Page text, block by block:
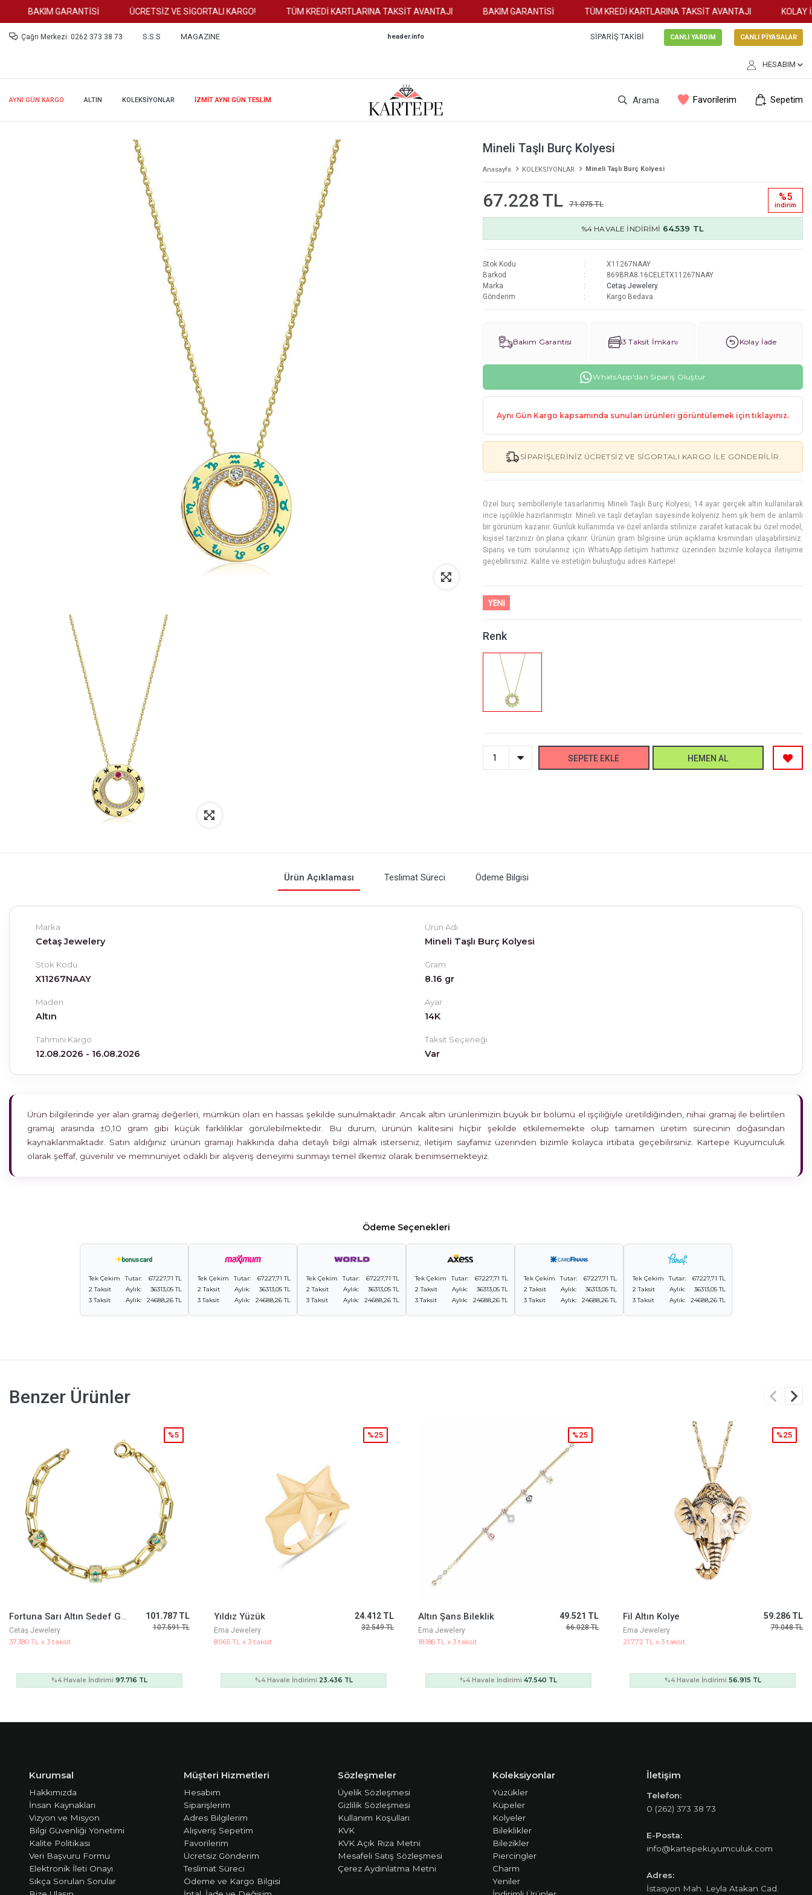
BAKIM GARANTİSİ ÜCRETSİZ VE SİGORTALI KARGO! TÜM KREDİ KARTLARINA TAKSİT AVANTAJI BAKIM GARANTİSİ TÜM KREDİ KARTLARINA TAKSİT AVANTAJI KOLAY
Çağrı Merkezi: 0262 373 38 73 S.S.S MAGAZINE header.info SIPARIŞ TAKIBI CANLI YARDIM CANLI PİYASALAR
HESABIM
AYNI GÜN KARGO ALTIN KOLEKSİYONLAR İZMİT AYNI GÜN TESLİM Arama Favorilerim Sepetim
Mineli Taşlı Burç Kolyesi
Anasayfa KOLEKSİYONLAR Mineli Taşlı Burç Kolyesi
67.228 TL 71.075 TL
%5
i̇ndi̇ri̇m
%4 HAVALE İNDİRİMİ 64.539 TL
Stok Kodu
X11267NAAY
Barkod
869BRA8.16CELETX11267NAAY
Marka
Cetaş Jewelery
Gönderim
Kargo Bedava
Bakım Garantisi 3 Taksit İmkanı Kolay İade
WhatsApp'dan Sipariş Oluştur
Aynı Gün Kargo kapsamında sunulan ürünleri görüntülemek için tıklayınız.
SIPARIŞLERINIZ ÜCRETSIZ VE SIGORTALI KARGO ILE GÖNDERILIR.
Özel burç sembolleriyle tasarlanmış Mineli Taşlı Burç Kolyesi, 14 ayar gerçek altın kullanılarak
ince işçilikle hazırlanmıştır. Mineli ve taşlı detayları sayesinde kolyeniz hem şık hem de anlamlı
bir görünüm kazanır. Günlük kullanımda ve özel anlarda stilinize zarafet katacak bu özel model,
kişisel tarzınızı ön plana çıkarır. Ürünün gram bilgisine ürün açıklama kısmından ulaşabilirsiniz.
Sipariş ve tüm sorularınız için WhatsApp iletişim hattımız üzerinden bizimle kolayca iletişime
geçebilirsiniz. Kalite ve estetiğin buluştuğu adres Kartepe!
Renk
SEPETE EKLE HEMEN AL
Ürün Açıklaması Teslimat Süreci Ödeme Bilgisi
Marka
Cetaş Jewelery
Ürün Adı
Mineli Taşlı Burç Kolyesi
Stok Kodu
X11267NAAY
Gram
8.16 gr
Maden
Altın
Ayar
14K
Tahmini Kargo
12.08.2026 - 16.08.2026
Taksit Seçeneği
Var
Ürün bilgilerinde yer alan gramaj değerleri, mümkün olan en hassas şekilde sunulmaktadır. Ancak altın ürünlerimizin büyük bir bölümü el işçiliğiyle üretildiğinden, nihai gramaj ile belirtilen
gramaj arasında ±0,10 gram gibi küçük farklılıklar görülebilmektedir. Bu durum, ürünün kalitesini hiçbir şekilde etkilememekte olup tamamen üretim sürecinin doğasından
kaynaklanmaktadır. Satın aldığınız ürünün gramajı hakkında daha detaylı bilgi almak isterseniz, iletişim sayfamız üzerinden bizimle kolayca irtibata geçebilirsiniz. Kartepe Kuyumculuk
olarak şeffaf, güvenilir ve memnuniyet odaklı bir alışveriş deneyimi sunmayı temel ilkemiz olarak benimsemekteyiz.
Ödeme Seçenekleri
Tek Çekim Tutar:
67227,71 TL
2 Taksit
Aylık:
36313,05 TL
3 Taksit
Aylık: 24688,26 TL
Tek Çekim Tutar:
67227,71 TL
2 Taksit
Aylık:
36313,05 TL
3 Taksit
Aylık: 24688,26 TL
Tek Çekim Tutar:
67227,71 TL
2 Taksit
Aylık:
36313,05 TL
3 Taksit
Aylık: 24688,26 TL
Tek Çekim Tutar:
67227,71 TL
2 Taksit
Aylık:
36313,05 TL
3 Taksit
Aylık: 24688,26 TL
Tek Çekim Tutar:
67227,71 TL
2 Taksit
Aylık:
36313,05 TL
3 Taksit
Aylık: 24688,26 TL
Tek Çekim Tutar:
67227,71 TL
2 Taksit
Aylık:
36313,05 TL
3 Taksit
Aylık: 24688,26 TL
Benzer Ürünler
Yıldız Yüzük
Ema Jewelery
8.965 TL x 3 taksit
24.412 TL
32.549 TL
%25
%4 Havale İndirimi 23.436 TL
Altın Şans Bileklik
Ema Jewelery
18.186 TL x 3 taksit
49.521 TL
66.028 TL
%25
%4 Havale İndirimi 47.540 TL
Fil Altın Kolye
Ema Jewelery
21.772 TL x 3 taksit
59.286 TL
79.048 TL
%25
%4 Havale İndirimi56.915 TL
Cetaş Jewelery
93.250 TL x 3 taksit
253.926 TL
268.506 TL
%5
%4 Havale İndirimi243.769 TL
Kurumsal
Hakkımızda
İnsan Kaynakları
Vizyon ve Misyon
Bilgi Güvenliği Yönetimi
Kalite Politikası
Veri Başvuru Formu
Elektronik İleti Onayı
Sıkça Sorulan Sorular
Müşteri Hizmetleri
Hesabım
Siparişlerim
Adres Bilgilerim
Alışveriş Sepetim
Favorilerim
Ücretsiz Gönderim
Teslimat Süreci
Ödeme ve Kargo Bilgisi
Sözleşmeler
Üyelik Sözleşmesi
Gizlilik Sözleşmesi
Kullanım Koşulları
KVK
KVK Açık Rıza Metni
Mesafeli Satış Sözleşmesi
Çerez Aydınlatma Metni
Koleksiyonlar
Yüzükler
Küpeler
Kolyeler
Bileklikler
Bilezikler
Piercingler
Charm
Yeniler
İletişim
Telefon:
0 (262) 373 38 73
E-Posta:
info@kartepekuyumculuk.com
Adres:
İstasyon Mah. Leyla Atakan Cad.